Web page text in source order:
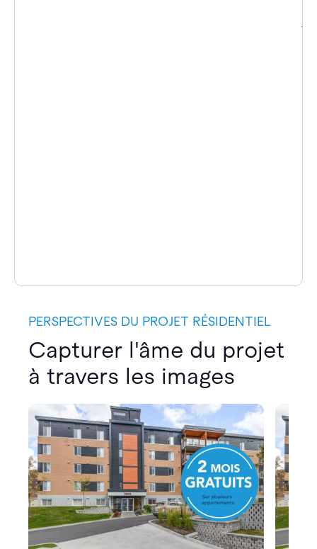
PERSPECTIVES DU PROJET RÉSIDENTIEL
Capturer l'âme du projet
à travers les images